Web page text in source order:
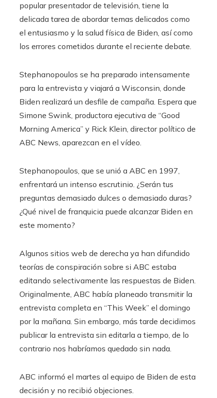
popular presentador de televisión, tiene la
delicada tarea de abordar temas delicados como
el entusiasmo y la salud física de Biden, así como
los errores cometidos durante el reciente debate.
Stephanopoulos se ha preparado intensamente
para la entrevista y viajará a Wisconsin, donde
Biden realizará un desfile de campaña. Espera que
Simone Swink, productora ejecutiva de “Good
Morning America” y Rick Klein, director político de
ABC News, aparezcan en el vídeo.
Stephanopoulos, que se unió a ABC en 1997,
enfrentará un intenso escrutinio. ¿Serán tus
preguntas demasiado dulces o demasiado duras?
¿Qué nivel de franquicia puede alcanzar Biden en
este momento?
Algunos sitios web de derecha ya han difundido
teorías de conspiración sobre si ABC estaba
editando selectivamente las respuestas de Biden.
Originalmente, ABC había planeado transmitir la
entrevista completa en “This Week” el domingo
por la mañana. Sin embargo, más tarde decidimos
publicar la entrevista sin editarla a tiempo, de lo
contrario nos habríamos quedado sin nada.
ABC informó el martes al equipo de Biden de esta
decisión y no recibió objeciones.